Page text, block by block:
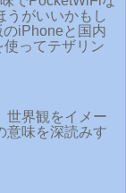
うがいいかもし
iPhoneと国内
ってテザリン
世界観をイメー
意味を深読みす